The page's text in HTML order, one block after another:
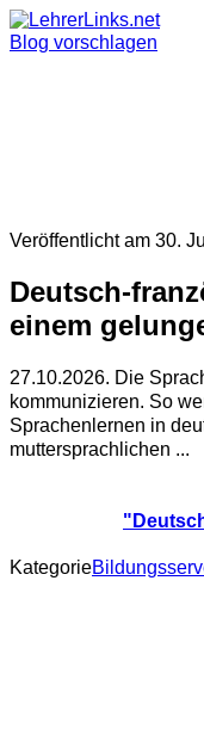
Skip
to
Blog vorschlagen
Veröffentlicht am 30.
Deutsch-
einem
27.10.2026. Die
kommunizieren. So
Sprachenlernen in
muttersprachlichen ...
Kategorie